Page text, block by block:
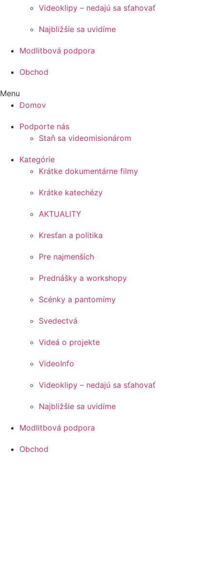
Videoklipy – nedajú sa sťahovať
Najbližšie sa uvidíme
Modlitbová podpora
Obchod
Menu
Domov
Podporte nás
Staň sa videomisionárom
Kategórie
Krátke dokumentárne filmy
Krátke katechézy
AKTUALITY
Kresťan a politika
Pre najmenších
Prednášky a workshopy
Scénky a pantomímy
Svedectvá
Videá o projekte
VideoInfo
Videoklipy – nedajú sa sťahovať
Najbližšie sa uvidíme
Modlitbová podpora
Obchod